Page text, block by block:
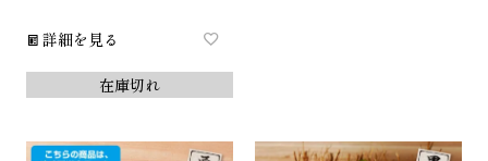
詳細を見る
在庫切れ